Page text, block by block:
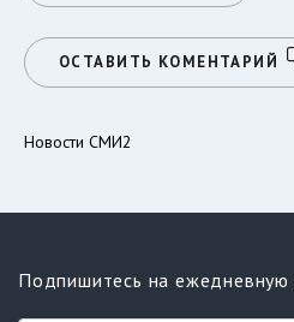
ОСТАВИТЬ КОМЕНТАРИЙ
Новости СМИ2
Подпишитесь на ежедневную